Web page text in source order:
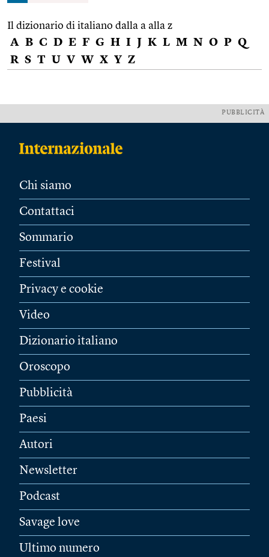
Il dizionario di italiano dalla a alla z
A B C D E F G H I J K L M N O P Q
R S T U V W X Y Z
PUBBLICITÀ
Chi siamo
Contattaci
Sommario
Festival
Privacy e cookie
Video
Dizionario italiano
Oroscopo
Pubblicità
Paesi
Autori
Newsletter
Podcast
Savage love
Ultimo numero